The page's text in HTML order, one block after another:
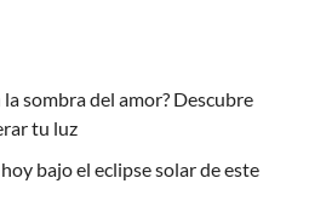
la sombra del amor? Descubre
tu luz
bajo el eclipse solar de este